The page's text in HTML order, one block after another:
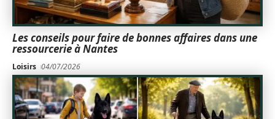
Les conseils pour faire de bonnes affaires dans une
ressourcerie à Nantes
Loisirs 04/07/2026